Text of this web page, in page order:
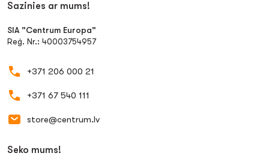
Sazinies ar mums!
SIA "Centrum Europa"
Reģ. Nr.: 40003754957
+371 206 000 21
+371 67 540 111
store@centrum.lv
Seko mums!